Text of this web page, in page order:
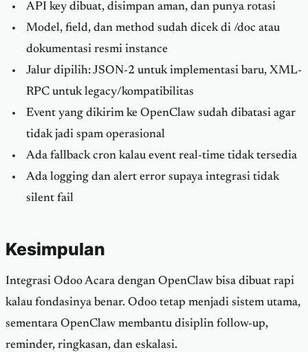
API key dibuat, disimpan aman, dan punya rotasi
Model, field, dan method sudah dicek di /doc atau
dokumentasi resmi instance
Jalur dipilih: JSON-2 untuk implementasi baru, XML-
RPC untuk legacy/kompatibilitas
Event yang dikirim ke OpenClaw sudah dibatasi agar
tidak jadi spam operasional
Ada fallback cron kalau event real-time tidak tersedia
Ada logging dan alert error supaya integrasi tidak
silent fail
Kesimpulan
Integrasi Odoo Acara dengan OpenClaw bisa dibuat rapi
kalau fondasinya benar. Odoo tetap menjadi sistem utama,
sementara OpenClaw membantu disiplin follow-up,
reminder, ringkasan, dan eskalasi.